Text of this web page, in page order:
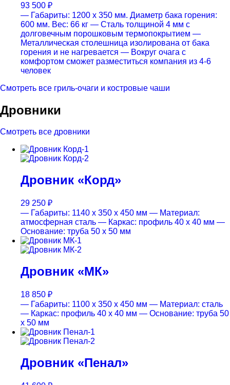
93 500 ₽
— Габариты: 1200 х 350 мм. Диаметр бака горения:
600 мм. Вес: 66 кг — Cталь толщиной 4 мм с
долговечным порошковым термопокрытием —
Металлическая столешница изолирована от бака
горения и не нагревается — Вокруг очага с
комфортом сможет разместиться компания из 4-6
человек
Смотреть все гриль-очаги и костровые чаши
Дровники
Смотреть все дровники
Дровник «Корд»
29 250 ₽
— Габариты: 1140 x 350 x 450 мм — Материал:
атмосферная сталь — Каркас: профиль 40 x 40 мм —
Основание: труба 50 x 50 мм
Дровник «МК»
18 850 ₽
— Габариты: 1100 x 350 x 450 мм — Материал: сталь
— Каркас: профиль 40 x 40 мм — Основание: труба 50
x 50 мм
Дровник «Пенал»